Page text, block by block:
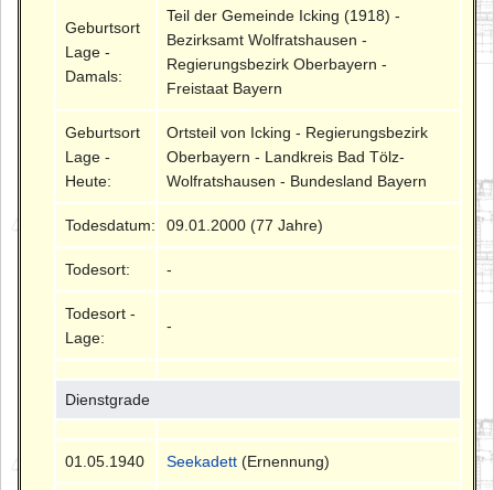
Geburtsort
Lage -
Damals:
Teil der Gemeinde Icking (1918) -
Bezirksamt Wolfratshausen -
Regierungsbezirk Oberbayern -
Freistaat Bayern
Geburtsort
Lage -
Heute:
Ortsteil von Icking - Regierungsbezirk
Oberbayern - Landkreis Bad Tölz-
Wolfratshausen - Bundesland Bayern
Todesdatum: 09.01.2000 (77 Jahre)
Todesort: -
Todesort -
Lage:
-
Dienstgrade
01.05.1940 Seekadett (Ernennung)